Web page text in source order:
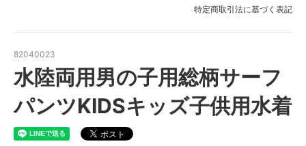
○ 在庫有り
L柄〈color__S-22__〉
○ 在庫有り
特定商取引法に基づく表記
82040023
水陸両用男の子用総柄サーフ
パンツKIDSキッズ子供用水着